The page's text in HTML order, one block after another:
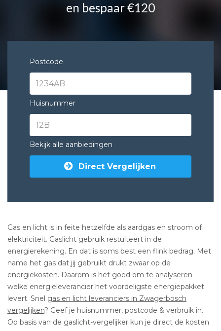
en bespaar €120
Postcode
Huisnummer
Bekijk alle aanbiedingen
Direct Vergelijken
Gas en licht is in feite hetzelfde als aardgas en stroom of
elektriciteit. Gaslicht gebruik restulteert in de
energierekening. En dat is soms best een flink bedrag. Met
name het gas dat jij gebruikt drukt zwaar op de
energiekosten. Daarom is het goed om te analyseren
welke energieleverancier het voordeligste energiepakket
levert. Snel gas en licht leveranciers in Zwagerbosch
vergelijken? Geef je huisnummer, postcode & verbruik in.
Op basis van de gaslicht-vergelijker kun je direct de kosten